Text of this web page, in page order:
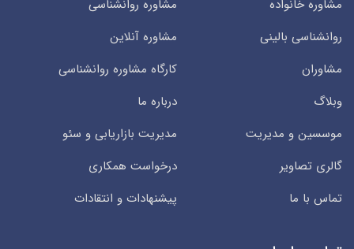
مشاوره خانواده
مشاوره روانشناسی
روانشناسی بالینی
مشاوره آنلاین
مشاوران
کارگاه مشاوره روانشناسی
وبلاگ
درباره ما
موسسین و مدیریت
مدیریت بازاریابی و سئو
گالری تصاویر
درخواست همکاری
تماس با ما
پیشنهادات و انتقادات